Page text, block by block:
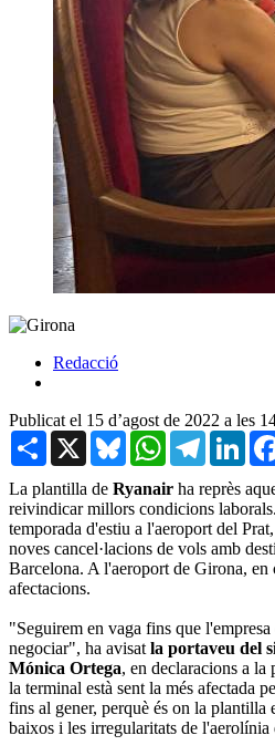
Redacció
Publicat el 15 d’agost de 2022 a les
Share X BlueskyWhatsAppTelegram
La plantilla de Ryanair ha reprès
reivindicar millors condicions
temporada d'estiu a l'aeroport del
noves cancel·lacions de vols amb
Barcelona. A l'aeroport de Girona, en
afectacions.
"Seguirem en vaga fins que l'empresa
negociar", ha avisat la portaveu del
Mónica Ortega, en declaracions a la
la terminal està sent la més afectada
fins al gener, perquè és on la plantilla
baixos i les irregularitats de l'aerolínia